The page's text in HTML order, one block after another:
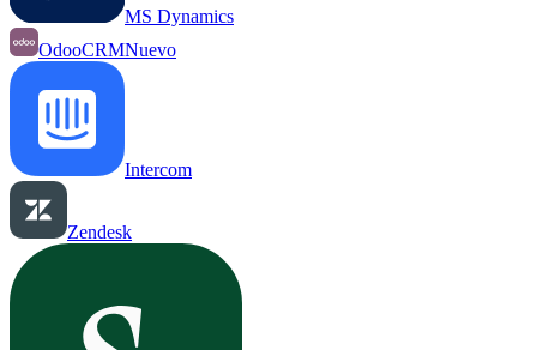
MS Dynamics
OdooCRMNuevo
Intercom
Zendesk